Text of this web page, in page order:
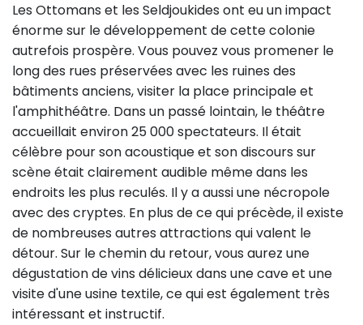
Les Ottomans et les Seldjoukides ont eu un impact
énorme sur le développement de cette colonie
autrefois prospère. Vous pouvez vous promener le
long des rues préservées avec les ruines des
bâtiments anciens, visiter la place principale et
l'amphithéâtre. Dans un passé lointain, le théâtre
accueillait environ 25 000 spectateurs. Il était
célèbre pour son acoustique et son discours sur
scène était clairement audible même dans les
endroits les plus reculés. Il y a aussi une nécropole
avec des cryptes. En plus de ce qui précède, il existe
de nombreuses autres attractions qui valent le
détour. Sur le chemin du retour, vous aurez une
dégustation de vins délicieux dans une cave et une
visite d'une usine textile, ce qui est également très
intéressant et instructif.